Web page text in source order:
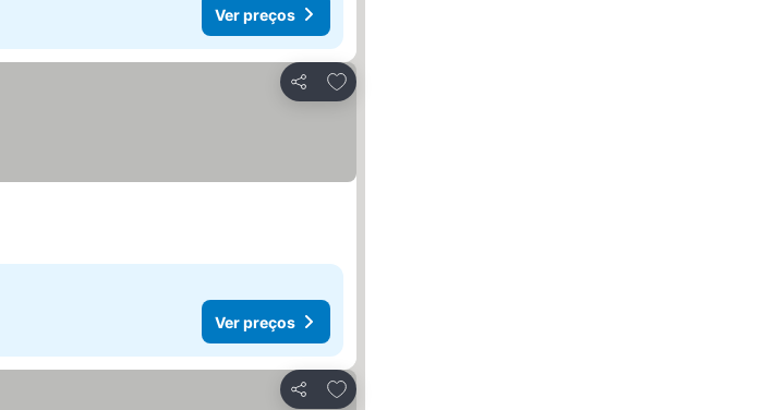
Ver preços
Partilhar
Adicionar aos favoritos
Ver preços
Partilhar
Adicionar aos favoritos